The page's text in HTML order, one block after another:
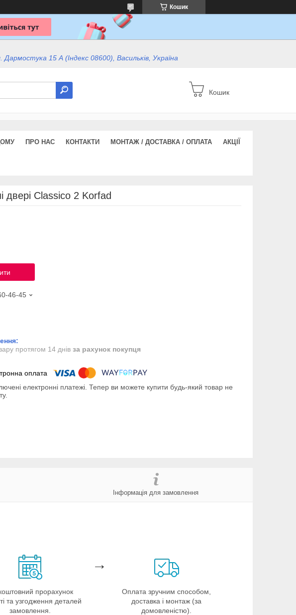
Кошик
Дармостука 15 А (Індекс 08600), Васильків, Україна
Кошик
ПРО НАС КОНТАКТИ МОНТАЖ / ДОСТАВКА / ОПЛАТА АКЦІЇ
двері Classico 2 Korfad
46-45
протягом 14 днів за рахунок покупця
електронні платежі. Тепер ви можете купити будь-який товар не
Інформація для замовлення
прорахунок
та узгодження деталей
замовлення.
→
Оплата зручним способом,
доставка і монтаж (за
домовленістю).